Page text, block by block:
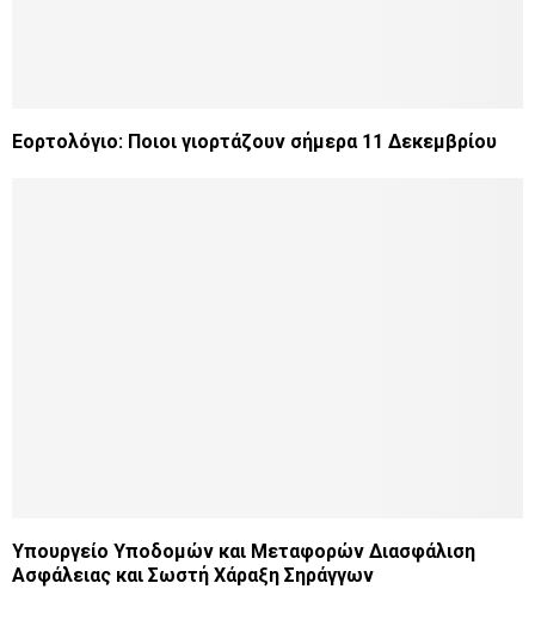
Εορτολόγιο: Ποιοι γιορτάζουν σήμερα 11 Δεκεμβρίου
Υπουργείο Υποδομών και Μεταφορών Διασφάλιση
Ασφάλειας και Σωστή Χάραξη Σηράγγων